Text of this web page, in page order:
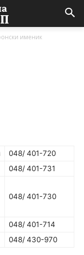
именик
048/ 401-720
048/ 401-731
048/ 401-730
048/ 401-714
048/ 430-970